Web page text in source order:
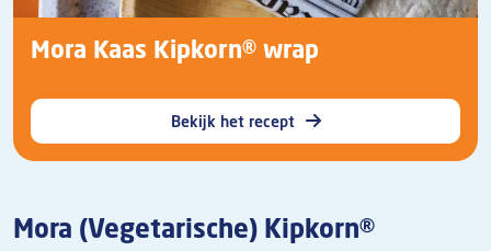
Mora Kaas Kipkorn® wrap
Bekijk het recept
Mora (Vegetarische) Kipkorn®